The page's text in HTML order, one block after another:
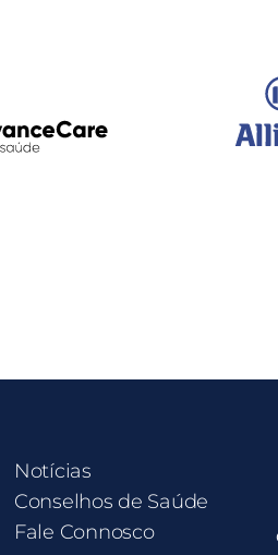
Notícias
Conselhos de Saúde
Fale Connosco